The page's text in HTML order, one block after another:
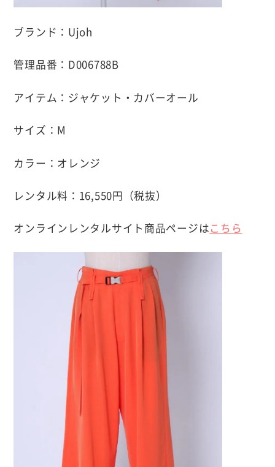
ブランド：Ujoh
管理品番：D006788B
アイテム：ジャケット・カバーオール
サイズ：M
カラー：オレンジ
レンタル料：16,550円（税抜）
オンラインレンタルサイト商品ページは こちら